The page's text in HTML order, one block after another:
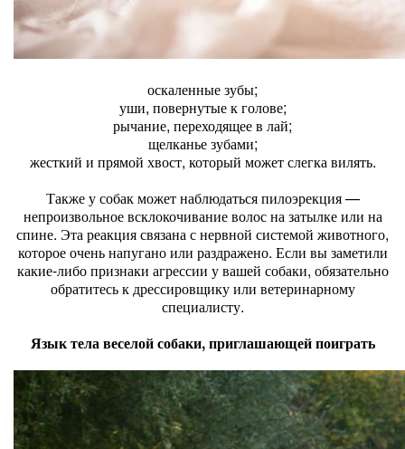
оскаленные зубы;
уши, повернутые к голове;
рычание, переходящее в лай;
щелканье зубами;
жесткий и прямой хвост, который может слегка вилять.
Также у собак может наблюдаться пилоэрекция —
непроизвольное всклокочивание волос на затылке или на
спине. Эта реакция связана с нервной системой животного,
которое очень напугано или раздражено. Если вы заметили
какие-либо признаки агрессии у вашей собаки, обязательно
обратитесь к дрессировщику или ветеринарному
специалисту.
Язык тела веселой собаки, приглашающей поиграть